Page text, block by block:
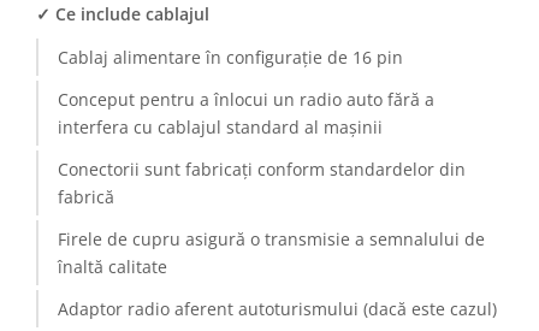
✓ Ce include cablajul
Cablaj alimentare în configurație de 16 pin
Conceput pentru a înlocui un radio auto fără a
interfera cu cablajul standard al mașinii
Conectorii sunt fabricați conform standardelor din
fabrică
Firele de cupru asigură o transmisie a semnalului de
înaltă calitate
Adaptor radio aferent autoturismului (dacă este cazul)